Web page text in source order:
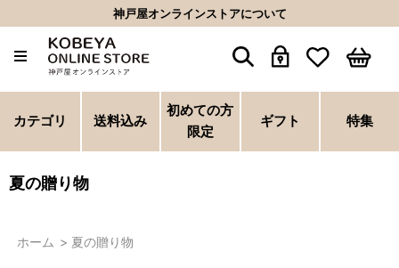
神戸屋オンラインストアについて
カテゴリ 送料込み
初めての方
限定
ギフト 特集
夏の贈り物
ホーム > 夏の贈り物